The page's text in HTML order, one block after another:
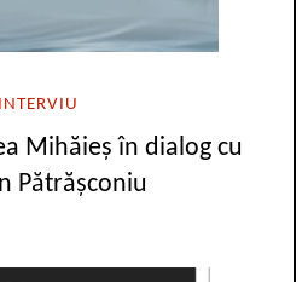
INTERVIU
Mihăieș în dialog cu
Pătrășconiu